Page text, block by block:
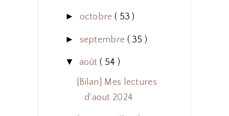
► octobre ( 53 )
► septembre ( 35 )
▼ août( 54 )
[Bilan] Mes lectures
d'aout 2024